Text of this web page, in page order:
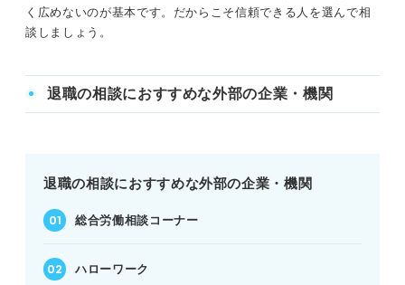
く広めないのが基本です。だからこそ信頼できる人を選んで相
談しましょう。
退職の相談におすすめな外部の企業・機関
退職の相談におすすめな外部の企業・機関
総合労働相談コーナー
ハローワーク